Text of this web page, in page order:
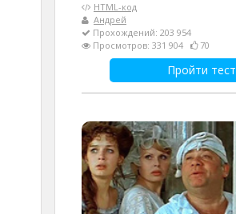
HTML-код
Андрей
Прохождений: 203 954
Просмотров: 331 904
70
Пройти тест